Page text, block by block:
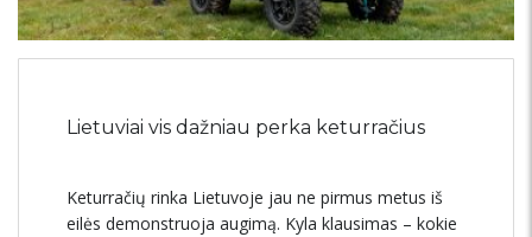
Lietuviai vis dažniau perka keturračius
Keturračių rinka Lietuvoje jau ne pirmus metus iš
eilės demonstruoja augimą. Kyla klausimas – kokie